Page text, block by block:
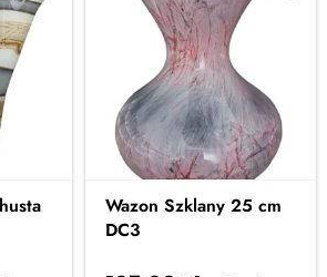
Wazon Szklany 25 cm
DC3